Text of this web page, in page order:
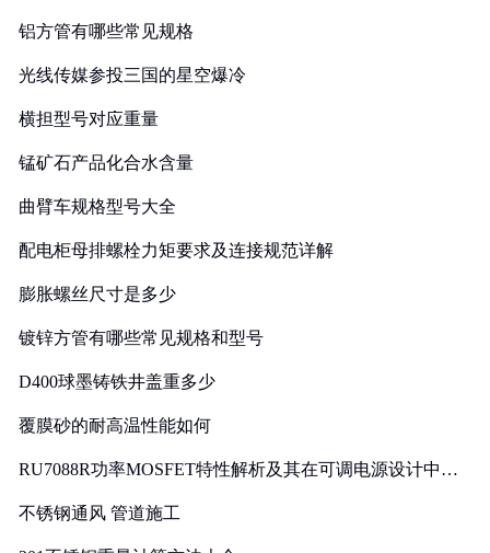
铝方管有哪些常见规格
光线传媒参投三国的星空爆冷
横担型号对应重量
锰矿石产品化合水含量
曲臂车规格型号大全
配电柜母排螺栓力矩要求及连接规范详解
膨胀螺丝尺寸是多少
镀锌方管有哪些常见规格和型号
D400球墨铸铁井盖重多少
覆膜砂的耐高温性能如何
RU7088R功率MOSFET特性解析及其在可调电源设计中的
不锈钢通风 管道施工